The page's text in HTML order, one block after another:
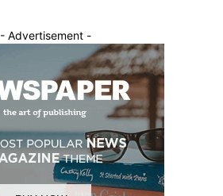
- Advertisement -